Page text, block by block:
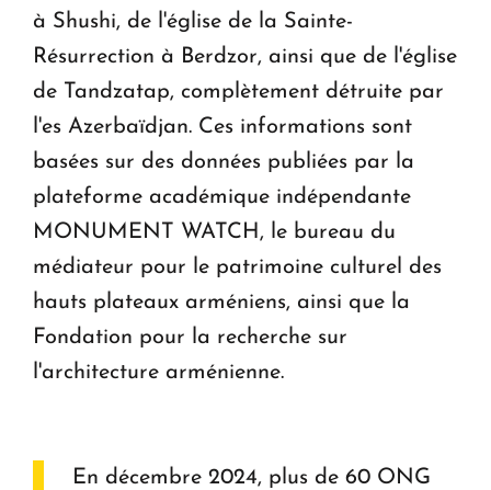
à Shushi, de l'église de la Sainte-
Résurrection à Berdzor, ainsi que de l'église
de Tandzatap, complètement détruite par
l'es Azerbaïdjan. Ces informations sont
basées sur des données publiées par la
plateforme académique indépendante
MONUMENT WATCH, le bureau du
médiateur pour le patrimoine culturel des
hauts plateaux arméniens, ainsi que la
Fondation pour la recherche sur
l'architecture arménienne.
En décembre 2024, plus de 60 ONG